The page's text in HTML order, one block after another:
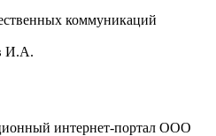
коммуникаций
И.А.
интернет-портал ООО